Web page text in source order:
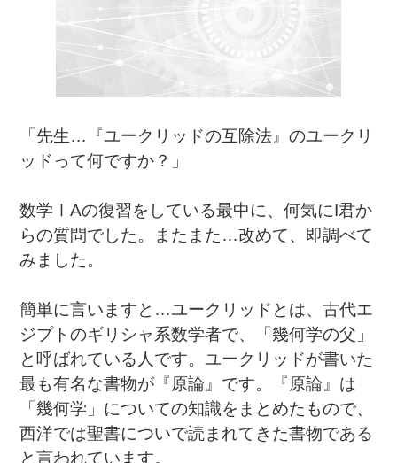
「先生…『ユークリッドの互除法』のユークリ
ッドって何ですか？」
数学ⅠAの復習をしている最中に、何気にI君か
らの質問でした。またまた…改めて、即調べて
みました。
簡単に言いますと…ユークリッドとは、古代エ
ジプトのギリシャ系数学者で、「幾何学の父」
と呼ばれている人です。ユークリッドが書いた
最も有名な書物が『原論』です。『原論』は
「幾何学」についての知識をまとめたもので、
西洋では聖書についで読まれてきた書物である
と言われています。